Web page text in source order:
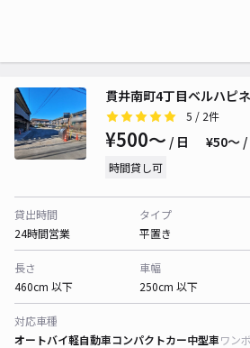
貫井南町4丁目ベルハピ
5 / 2件
¥500〜 / 日 ¥50〜
時間貸し可
貸出時間
24時間営業
タイプ
平置き
長さ
460cm 以下
車幅
250cm 以下
対応車種
オートバイ軽自動車コンパクトカー中型車ワン